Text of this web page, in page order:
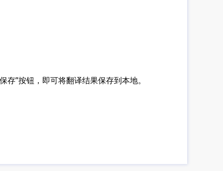
”按钮，即可将翻译结果保存到本地。